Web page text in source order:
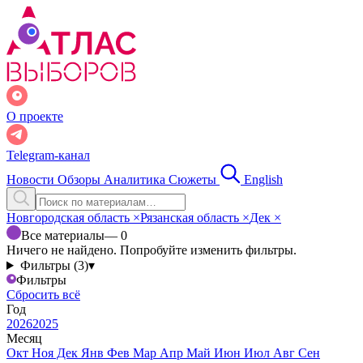
О проекте
Telegram-канал
Новости Обзоры Аналитика Сюжеты English
Новгородская область ×Рязанская область ×Дек ×
Все материалы— 0
Ничего не найдено. Попробуйте изменить фильтры.
Фильтры (3)▾
Фильтры
Сбросить всё
Год
20262025
Месяц
Окт Ноя Дек Янв Фев Мар Апр Май Июн Июл Авг Сен